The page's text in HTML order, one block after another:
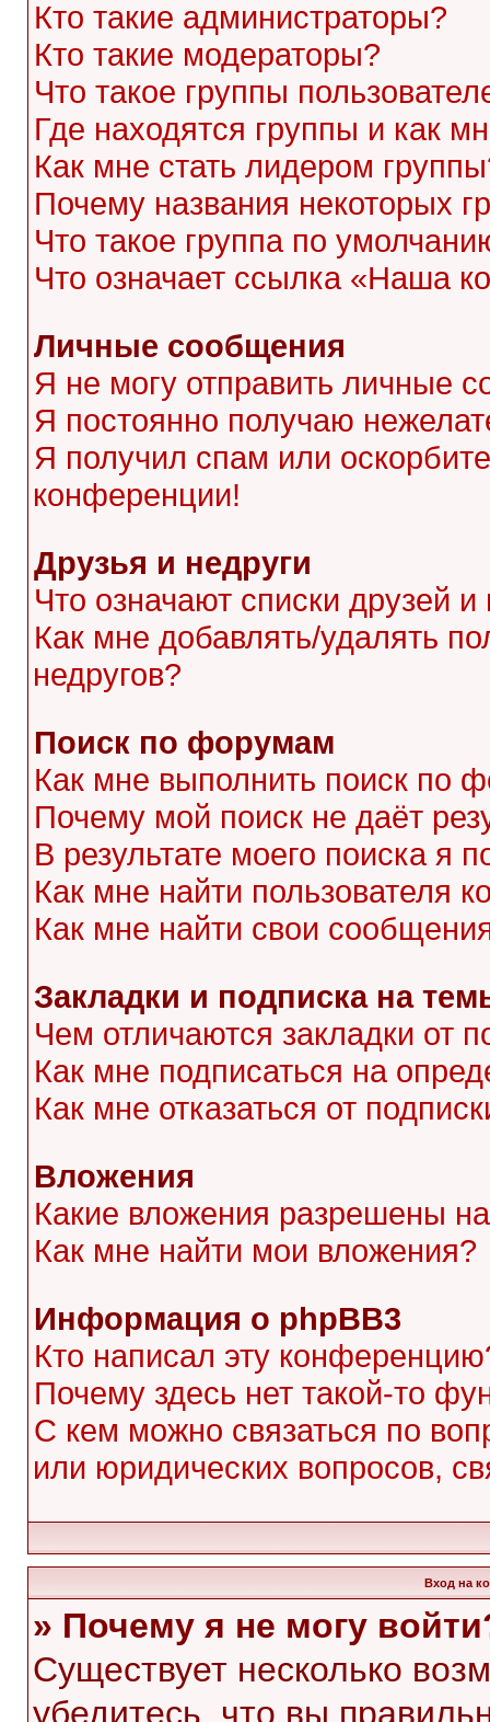
Кто такие администраторы?
Кто такие модераторы?
Что такое группы
Где находятся группы и как
Как мне стать лидером
Почему названия некоторых
Что такое группа по
Что означает ссылка «Наша
Личные сообщения
Я не могу отправить личные
Я постоянно получаю
Я получил спам или
конференции!
Друзья и недруги
Что означают списки друзей и
Как мне добавлять/удалять
недругов?
Поиск по форумам
Как мне выполнить поиск по
Почему мой поиск не даёт
В результате моего поиска я
Как мне найти пользователя
Как мне найти свои
Закладки и подписка на
Чем отличаются закладки от
Как мне подписаться на
Как мне отказаться от
Вложения
Какие вложения разрешены
Как мне найти мои вложения?
Информация о phpBB3
Кто написал эту
Почему здесь нет такой-то
С кем можно связаться по
или юридических вопросов,
Вход на
» Почему я не могу
Существует несколько
убедитесь, что вы